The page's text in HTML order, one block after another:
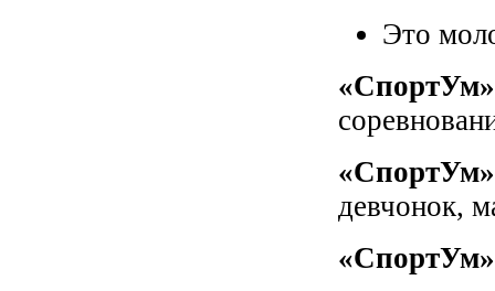
Это
«СпортУм»
«СпортУм»
девчонок,
«СпортУм»